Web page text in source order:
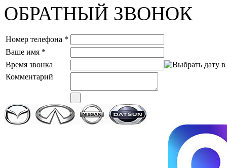
ОБРАТНЫЙ ЗВОНОК
Номер телефона *
Ваше имя *
Время звонка
Комментарий